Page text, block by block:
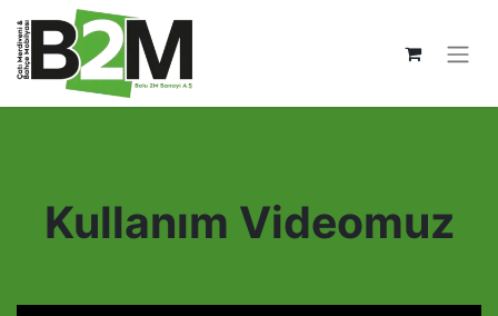
Kullanım Videomuz